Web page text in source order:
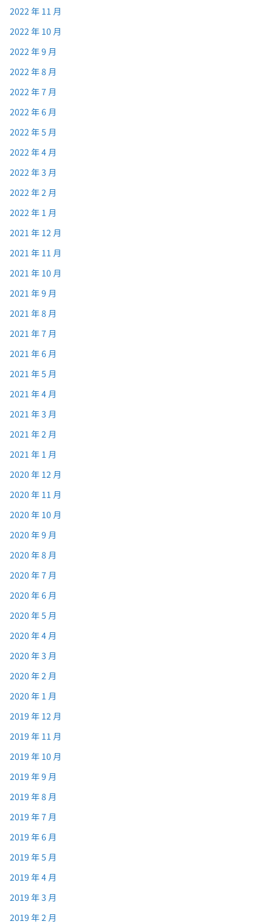
2022 年 11 月
2022 年 10 月
2022 年 9 月
2022 年 8 月
2022 年 7 月
2022 年 6 月
2022 年 5 月
2022 年 4 月
2022 年 3 月
2022 年 2 月
2022 年 1 月
2021 年 12 月
2021 年 11 月
2021 年 10 月
2021 年 9 月
2021 年 8 月
2021 年 7 月
2021 年 6 月
2021 年 5 月
2021 年 4 月
2021 年 3 月
2021 年 2 月
2021 年 1 月
2020 年 12 月
2020 年 11 月
2020 年 10 月
2020 年 9 月
2020 年 8 月
2020 年 7 月
2020 年 6 月
2020 年 5 月
2020 年 4 月
2020 年 3 月
2020 年 2 月
2020 年 1 月
2019 年 12 月
2019 年 11 月
2019 年 10 月
2019 年 9 月
2019 年 8 月
2019 年 7 月
2019 年 6 月
2019 年 5 月
2019 年 4 月
2019 年 3 月
2019 年 2 月